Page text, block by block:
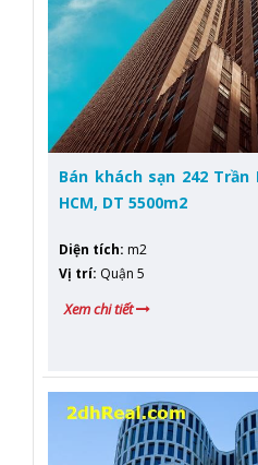
Bán khách sạn 242
HCM, DT 5500m2
Diện tích: m2
Vị trí: Quận 5
Xem chi tiết